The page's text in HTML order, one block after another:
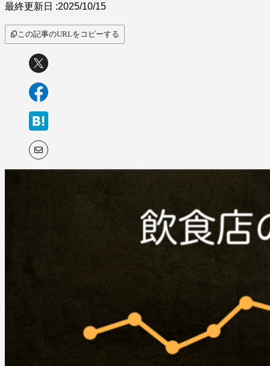
最終更新日 :2025/10/15
この記事のURLをコピーする